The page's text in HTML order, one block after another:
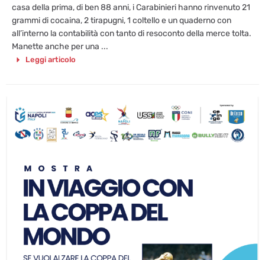
casa della prima, di ben 88 anni, i Carabinieri hanno rinvenuto 21
grammi di cocaina, 2 tirapugni, 1 coltello e un quaderno con
all’interno la contabilità con tanto di resoconto della merce tolta.
Manette anche per una ...
Leggi articolo